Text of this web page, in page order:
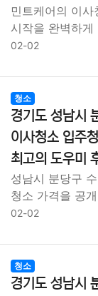
민트케어의 이
시작을 완벽하
02-02
청소
경기도 성남시
이사청소 입주
최고의 도우미
성남시 분당구
청소 가격을 공
02-02
청소
경기도 성남시